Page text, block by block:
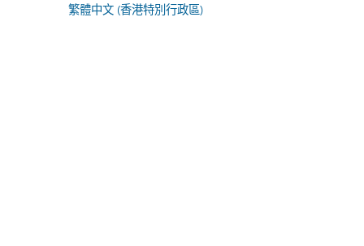
繁體中文 (香港特別行政區)